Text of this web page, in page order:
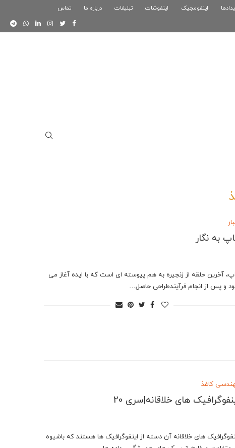
اینفوگرافیک بازی کلش رویال
اینفومجیک اینفوشات تبلیغات درباره ما تماس
به نگار
آخرین حلقه از زنجیره به هم پیوسته ای است که با ایده آغاز می
و پس از انجام فرآیندطراحی حاصل…
کاغذ
های خلاقانه|سری 20
های خلاقانه آن دسته از اینفوگرافیک ها هستند که باشیوه